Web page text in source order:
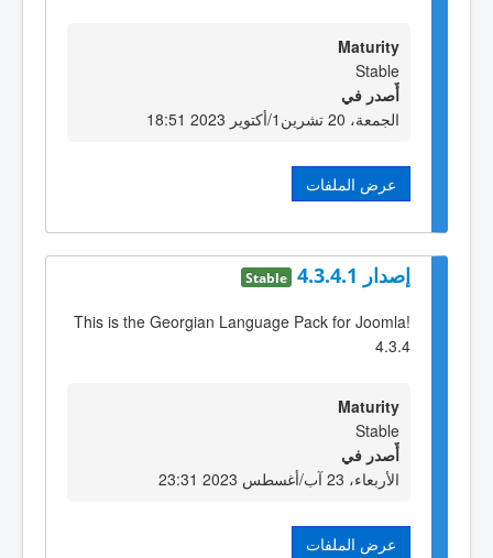
Maturity
Stable
أٌصدر في
الجمعة، 20 تشرين1/أكتوير 2023 18:51
عرض الملفات
إصدار 4.3.4.1 Stable
This is the Georgian Language Pack for Joomla!
4.3.4
Maturity
Stable
أٌصدر في
الأربعاء، 23 آب/أغسطس 2023 23:31
عرض الملفات